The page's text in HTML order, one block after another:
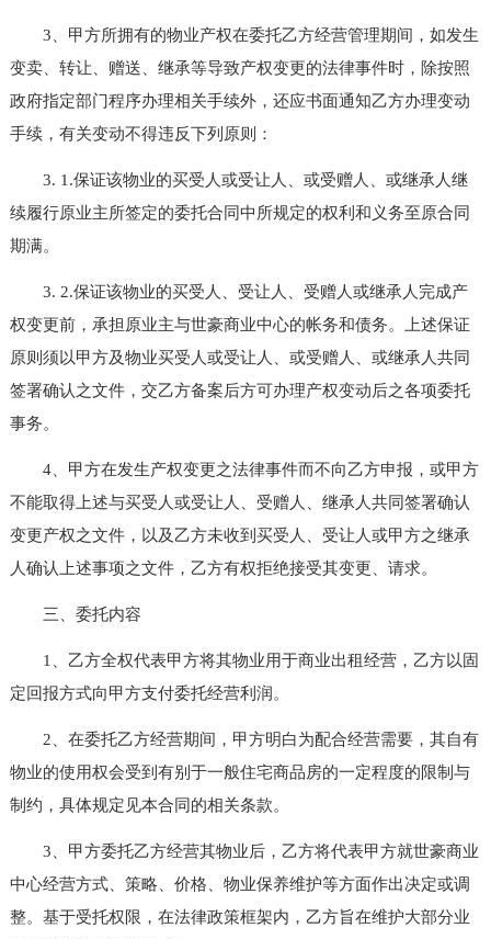
3、甲方所拥有的物业产权在委托乙方经营管理期间，如发生
变卖、转让、赠送、继承等导致产权变更的法律事件时，除按照
政府指定部门程序办理相关手续外，还应书面通知乙方办理变动
手续，有关变动不得违反下列原则：
3. 1.保证该物业的买受人或受让人、或受赠人、或继承人继
续履行原业主所签定的委托合同中所规定的权利和义务至原合同
期满。
3. 2.保证该物业的买受人、受让人、受赠人或继承人完成产
权变更前，承担原业主与世豪商业中心的帐务和债务。上述保证
原则须以甲方及物业买受人或受让人、或受赠人、或继承人共同
签署确认之文件，交乙方备案后方可办理产权变动后之各项委托
事务。
4、甲方在发生产权变更之法律事件而不向乙方申报，或甲方
不能取得上述与买受人或受让人、受赠人、继承人共同签署确认
变更产权之文件，以及乙方未收到买受人、受让人或甲方之继承
人确认上述事项之文件，乙方有权拒绝接受其变更、请求。
三、委托内容
1、乙方全权代表甲方将其物业用于商业出租经营，乙方以固
定回报方式向甲方支付委托经营利润。
2、在委托乙方经营期间，甲方明白为配合经营需要，其自有
物业的使用权会受到有别于一般住宅商品房的一定程度的限制与
制约，具体规定见本合同的相关条款。
3、甲方委托乙方经营其物业后，乙方将代表甲方就世豪商业
中心经营方式、策略、价格、物业保养维护等方面作出决定或调
整。基于受托权限，在法律政策框架内，乙方旨在维护大部分业